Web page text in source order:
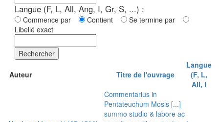
Langue (F, L, All, Ang, I, Gr, S, ...) :
Commence par Contient
Se termine par
Libellé exact
Rechercher
Auteur Titre de l'ouvrage
Langue
(F, L,
All, I
Commentarius in
Pentateuchum Mosis [...]
summo studio & labore ac